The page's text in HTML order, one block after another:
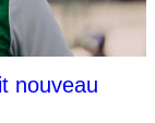
nouveau